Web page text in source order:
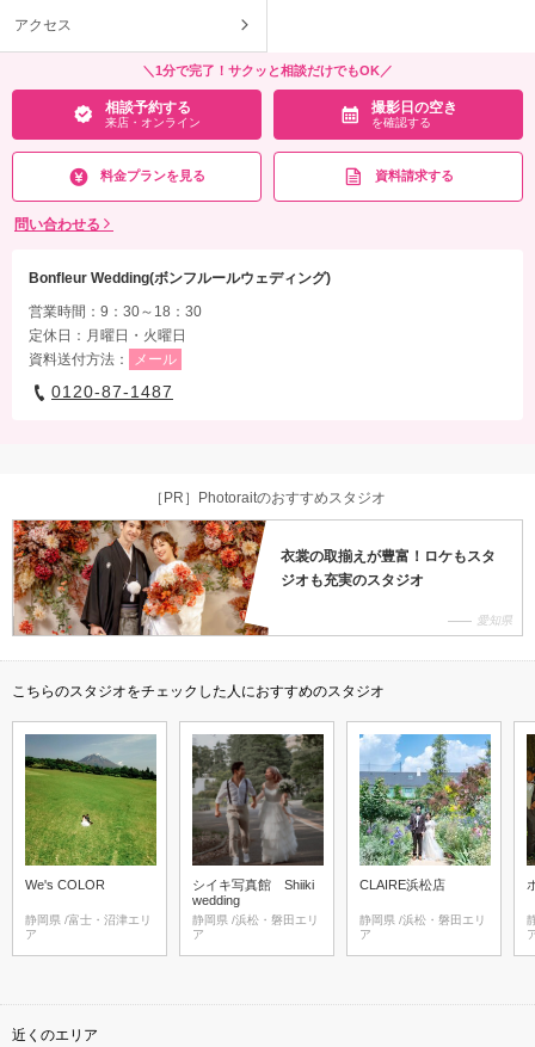
アクセス
＼1分で完了！サクッと相談だけでもOK／
相談予約する
来店・オンライン
撮影日の空き
を確認する
料金プランを見る 資料請求する
問い合わせる
Bonfleur Wedding(ボンフルールウェディング)
営業時間：9：30～18：30
定休日：月曜日・火曜日
資料送付方法：
メール
0120-87-1487
［PR］Photoraitのおすすめスタジオ
衣裳の取揃えが豊富！ロケもスタ
ジオも充実のスタジオ
愛知県
こちらのスタジオをチェックした人におすすめのスタジオ
We's COLOR
静岡県 /富士・沼津エリ
ア
シイキ写真館 Shiiki
wedding
静岡県 /浜松・磐田エリ
ア
CLAIRE浜松店
静岡県 /浜松・磐田エリ
ア
静
近くのエリア